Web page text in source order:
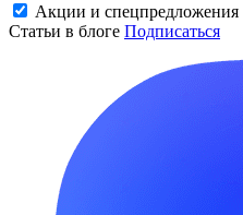
Акции и спецпредложения
Статьи в блоге Подписаться